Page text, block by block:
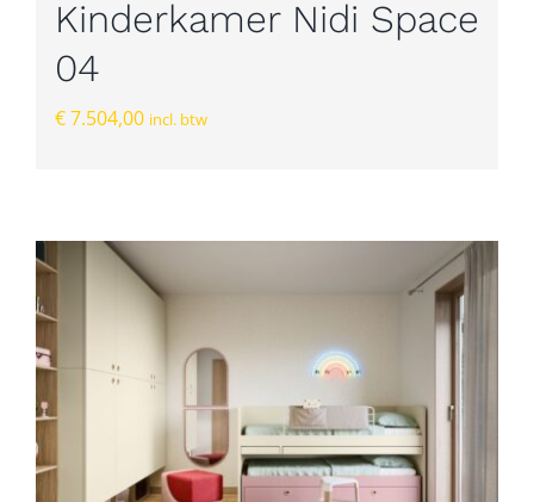
Kinderkamer Nidi Space
04
€7.504,00 incl. btw